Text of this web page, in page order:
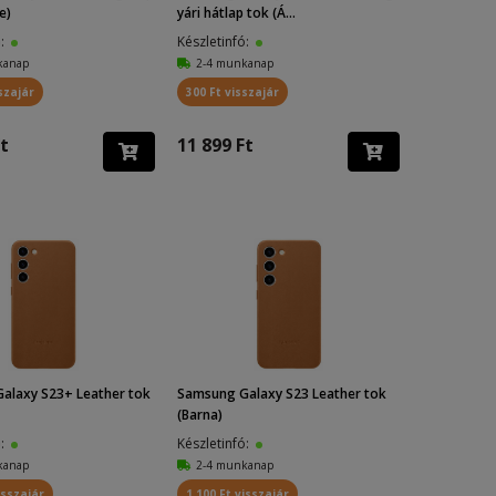
yári hátlap tok (Á...
Készletinfó:
2-4 munkanap
300 Ft visszajár
11 899 Ft
S23+ Leather tok
Samsung Galaxy S23 Leather tok
(Barna)
Készletinfó:
2-4 munkanap